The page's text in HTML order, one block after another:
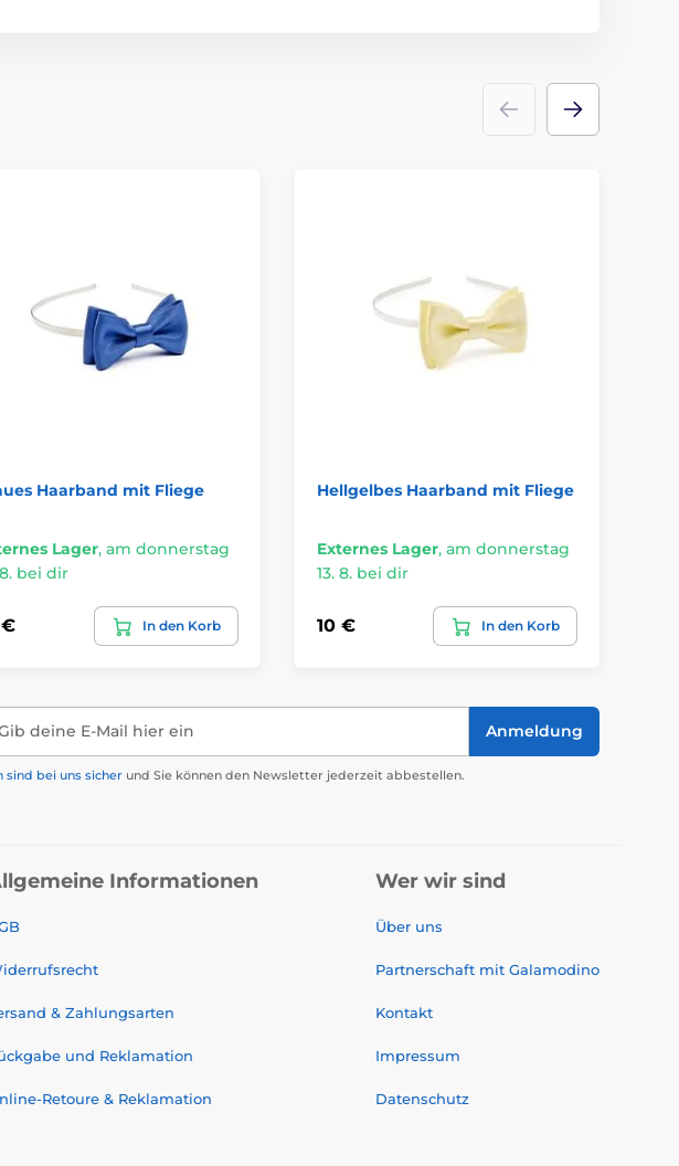
Haarband mit Fliege
Lager, am donnerstag
8. bei dir
€ In den Korb
Hellgelbes Haarband mit Fliege
Externes Lager, am donnerstag
13. 8. bei dir
10 € In den Korb
deine E-Mail hier ein Anmeldung
sind bei uns sicher und Sie können den Newsletter jederzeit abbestellen.
Informationen
& Zahlungsarten
und Reklamation
Retoure & Reklamation
Wer wir sind
Über uns
Partnerschaft mit Galamodino
Kontakt
Impressum
Datenschutz